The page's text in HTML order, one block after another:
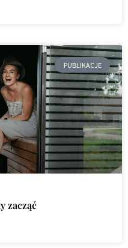
PUBLIKACJE
zacząć